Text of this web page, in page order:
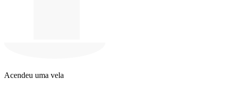
Acendeu uma vela